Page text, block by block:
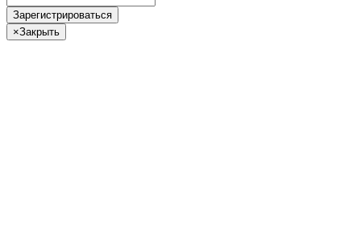
Зарегистрироваться
×Закрыть